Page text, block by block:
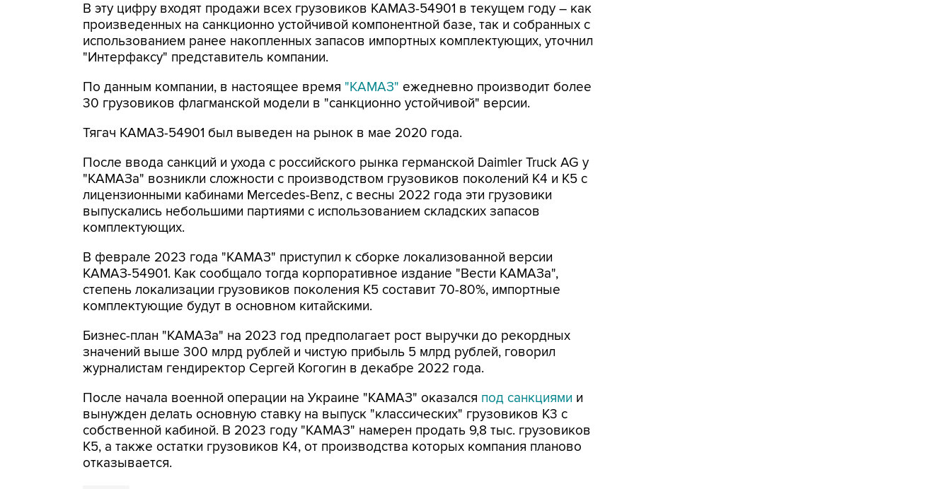
В эту цифру входят продажи всех грузовиков КАМАЗ-54901 в текущем году – как
произведенных на санкционно устойчивой компонентной базе, так и собранных с
использованием ранее накопленных запасов импортных комплектующих, уточнил
"Интерфаксу" представитель компании.
По данным компании, в настоящее время "КАМАЗ" ежедневно производит более
30 грузовиков флагманской модели в "санкционно устойчивой" версии.
Тягач КАМАЗ-54901 был выведен на рынок в мае 2020 года.
После ввода санкций и ухода с российского рынка германской Daimler Truck AG у
"КАМАЗа" возникли сложности с производством грузовиков поколений К4 и К5 с
лицензионными кабинами Mercedes-Benz, с весны 2022 года эти грузовики
выпускались небольшими партиями с использованием складских запасов
комплектующих.
В феврале 2023 года "КАМАЗ" приступил к сборке локализованной версии
КАМАЗ-54901. Как сообщало тогда корпоративное издание "Вести КАМАЗа",
степень локализации грузовиков поколения К5 составит 70-80%, импортные
комплектующие будут в основном китайскими.
Бизнес-план "КАМАЗа" на 2023 год предполагает рост выручки до рекордных
значений выше 300 млрд рублей и чистую прибыль 5 млрд рублей, говорил
журналистам гендиректор Сергей Когогин в декабре 2022 года.
После начала военной операции на Украине "КАМАЗ" оказался под санкциями и
вынужден делать основную ставку на выпуск "классических" грузовиков К3 с
собственной кабиной. В 2023 году "КАМАЗ" намерен продать 9,8 тыс. грузовиков
К5, а также остатки грузовиков К4, от производства которых компания планово
отказывается.